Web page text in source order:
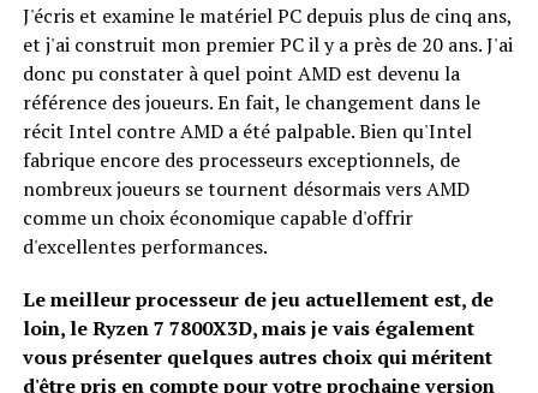
J'écris et examine le matériel PC depuis plus de cinq ans,
et j'ai construit mon premier PC il y a près de 20 ans. J'ai
donc pu constater à quel point AMD est devenu la
référence des joueurs. En fait, le changement dans le
récit Intel contre AMD a été palpable. Bien qu'Intel
fabrique encore des processeurs exceptionnels, de
nombreux joueurs se tournent désormais vers AMD
comme un choix économique capable d'offrir
d'excellentes performances.
Le meilleur processeur de jeu actuellement est, de
loin, le Ryzen 7 7800X3D, mais je vais également
vous présenter quelques autres choix qui méritent
d'être pris en compte pour votre prochaine version